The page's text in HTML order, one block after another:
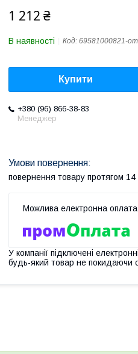
1 212 ₴
В наявності Код: 69581000821-
Купити
+380 (96) 866-38-83
Менеджер
повернення товару протягом 14
У компанії підключені
будь-який товар не покидаючи